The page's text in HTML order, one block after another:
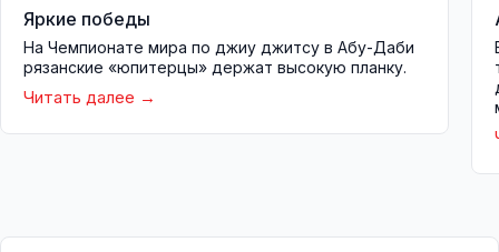
Яркие победы
На Чемпионате мира по джиу джитсу в Абу-Даби
рязанские «юпитерцы» держат высокую планку.
Читать далее